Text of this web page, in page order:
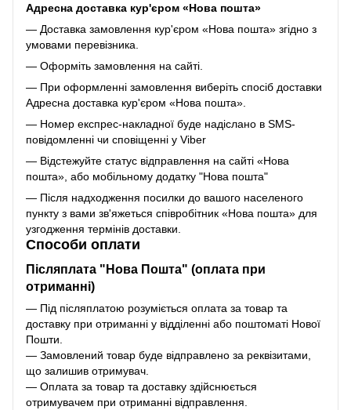
Адресна доставка кур'єром «Нова пошта»
— Доставка замовлення кур'єром «Нова пошта» згідно з
умовами перевізника.
— Оформіть замовлення на сайті.
— При оформленні замовлення виберіть спосіб доставки
Адресна доставка кур'єром «Нова пошта».
— Номер експрес-накладної буде надіслано в SMS-
повідомленні чи сповіщенні у Viber
— Відстежуйте статус відправлення на сайті «Нова
пошта», або мобільному додатку "Нова пошта"
— Після надходження посилки до вашого населеного
пункту з вами зв'яжеться співробітник «Нова пошта» для
узгодження термінів доставки.
Способи оплати
Післяплата "Нова Пошта" (оплата при
отриманні)
— Під післяплатою розуміється оплата за товар та
доставку при отриманні у відділенні або поштоматі Нової
Пошти.
— Замовлений товар буде відправлено за реквізитами,
що залишив отримувач.
— Оплата за товар та доставку здійснюється
отримувачем при отриманні відправлення.